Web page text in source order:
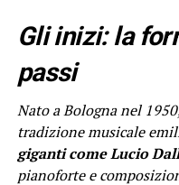
Gli inizi: la
passi
Nato a Bologna nel
tradizione musicale
giganti come Lucio
pianoforte e